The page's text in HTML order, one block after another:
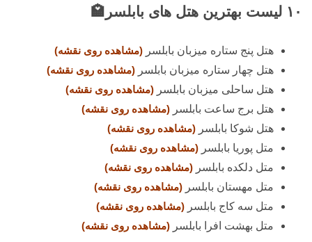
۱۰ لیست بهترین هتل های بابلسر🏩
هتل پنج ستاره میزبان بابلسر (مشاهده روی نقشه)
هتل چهار ستاره میزبان بابلسر (مشاهده روی نقشه)
هتل ساحلی میزبان بابلسر (مشاهده روی نقشه)
هتل برج ساعت بابلسر (مشاهده روی نقشه)
هتل شوکا بابلسر (مشاهده روی نقشه)
متل پوریا بابلسر (مشاهده روی نقشه)
متل دلکده بابلسر (مشاهده روی نقشه)
متل مهستان بابلسر (مشاهده روی نقشه)
متل سه کاج بابلسر (مشاهده روی نقشه)
متل بهشت افرا بابلسر (مشاهده روی نقشه)